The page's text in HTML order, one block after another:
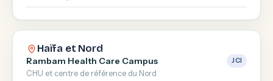
Haïfa et Nord
Rambam Health Care Campus JCI
CHU et centre de référence du Nord